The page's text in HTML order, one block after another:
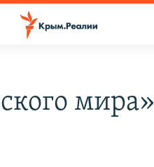
мира»